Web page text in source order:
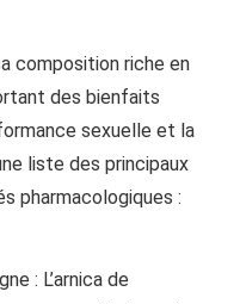
composition riche en
des bienfaits
sexuelle et la
liste des principaux
pharmacologiques :
: L’arnica de